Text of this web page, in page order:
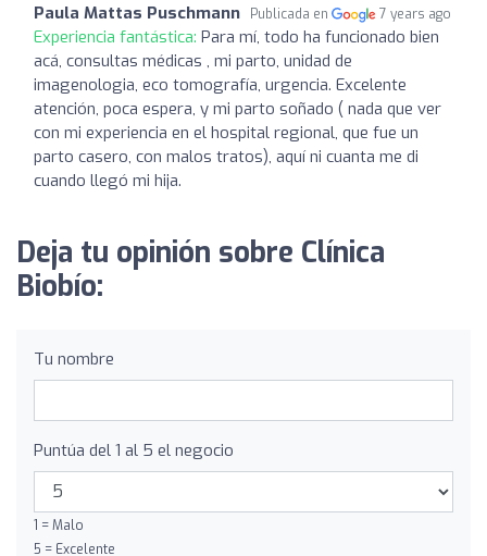
Paula Mattas Puschmann Publicada en 7 years ago
Experiencia fantástica: Para mí, todo ha funcionado bien
acá, consultas médicas , mi parto, unidad de
imagenologia, eco tomografía, urgencia. Excelente
atención, poca espera, y mi parto soñado ( nada que ver
con mi experiencia en el hospital regional, que fue un
parto casero, con malos tratos), aquí ni cuanta me di
cuando llegó mi hija.
Deja tu opinión sobre Clínica
Biobío:
Tu nombre
Puntúa del 1 al 5 el negocio
1 = Malo
5 = Excelente